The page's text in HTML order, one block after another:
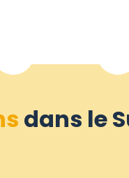
dans le